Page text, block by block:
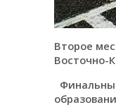
Второе
Восточно-